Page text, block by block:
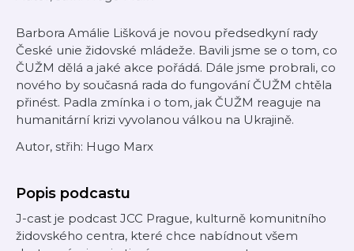
Barbora Amálie Lišková je novou předsedkyní rady
České unie židovské mládeže. Bavili jsme se o tom, co
ČUŽM dělá a jaké akce pořádá. Dále jsme probrali, co
nového by současná rada do fungování ČUŽM chtěla
přinést. Padla zmínka i o tom, jak ČUŽM reaguje na
humanitární krizi vyvolanou válkou na Ukrajině.
Autor, střih: Hugo Marx
Popis podcastu
J-cast je podcast JCC Prague, kulturně komunitního
židovského centra, které chce nabídnout všem